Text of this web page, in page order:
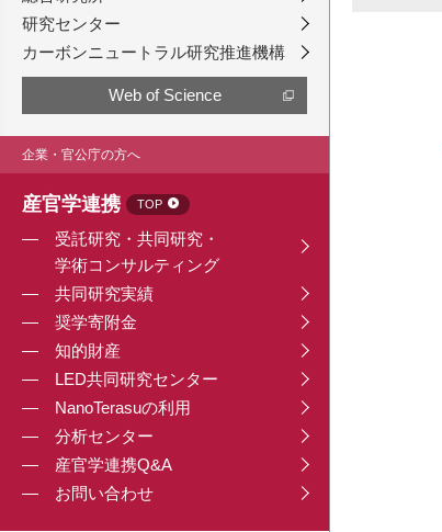
研究センター
カーボンニュートラル研究推進機構
Web of Science
企業・官公庁の方へ
産官学連携 TOP
受託研究・共同研究・
学術コンサルティング
共同研究実績
奨学寄附金
知的財産
LED共同研究センター
NanoTerasuの利用
分析センター
産官学連携Q&A
お問い合わせ